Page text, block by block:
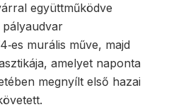
együttműködve
pályaudvar
murális műve, majd
amelyet naponta
megnyílt első hazai